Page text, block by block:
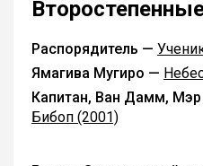
Распорядитель —
Ямагива Мугиро —
Капитан, Ван Дамм,
Бибоп (2001)